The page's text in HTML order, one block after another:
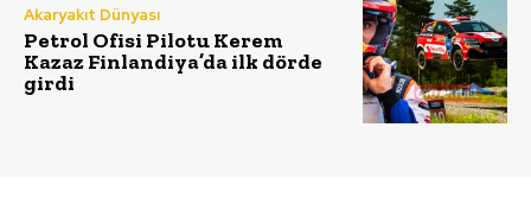
Akaryakıt Dünyası
Petrol Ofisi Pilotu Kerem
Kazaz Finlandiya’da ilk dörde
girdi